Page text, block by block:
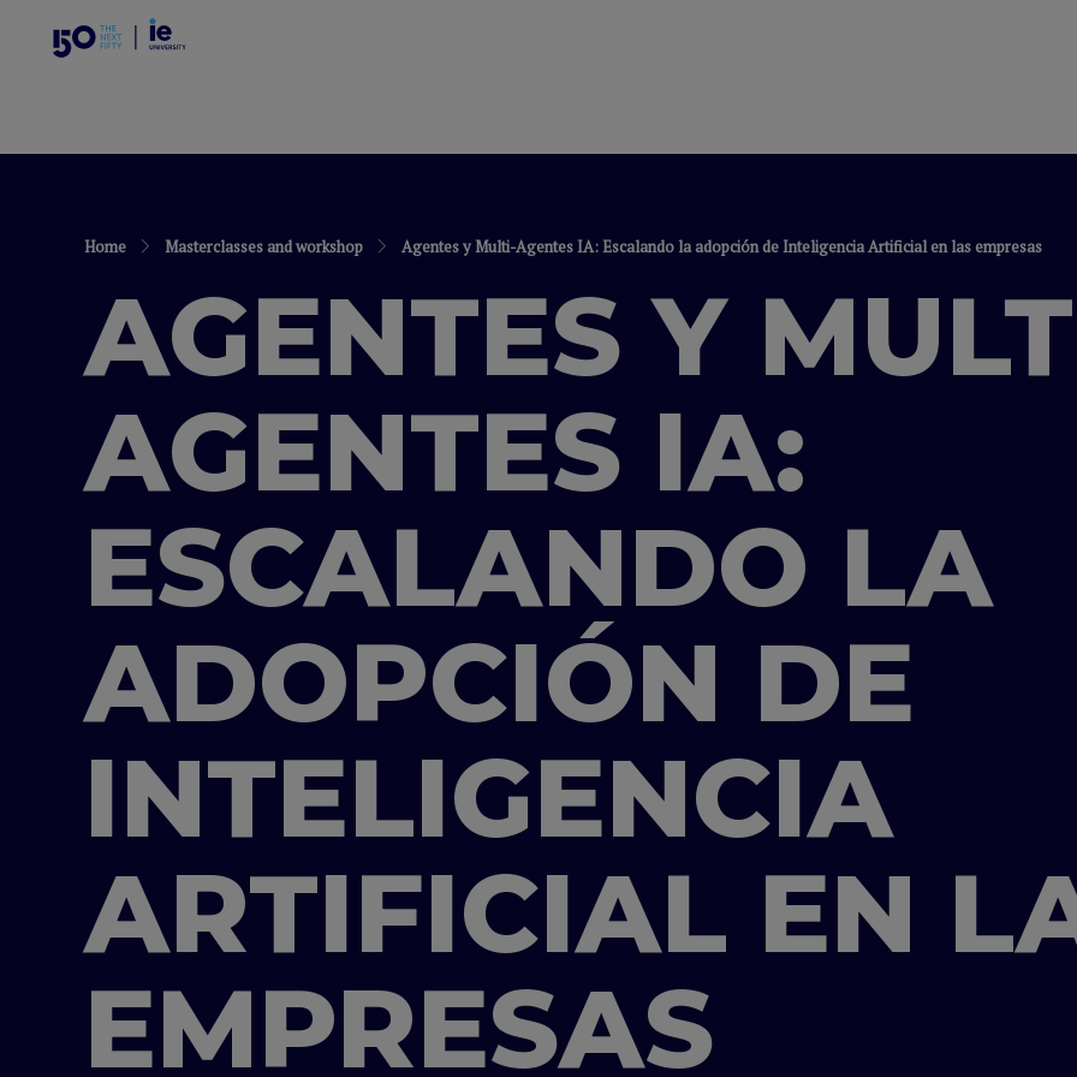
Home Masterclasses and workshop Agentes y Multi-Agentes IA: Escalando la adopción de Inteligencia Artificial en las empresas
AGENTES Y
AGENTES IA:
ESCALANDO LA
ADOPCIÓN DE
INTELIGENCIA
ARTIFICIAL EN
EMPRESAS